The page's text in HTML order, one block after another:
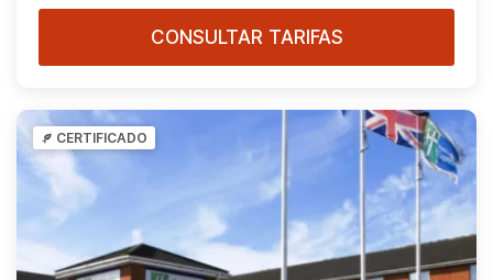
CONSULTAR TARIFAS
CERTIFICADO